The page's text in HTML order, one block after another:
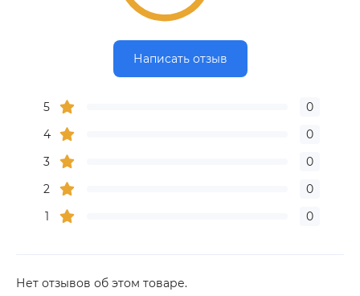
Написать отзыв
5
0
4
0
3
0
2
0
1
0
Нет отзывов об этом товаре.